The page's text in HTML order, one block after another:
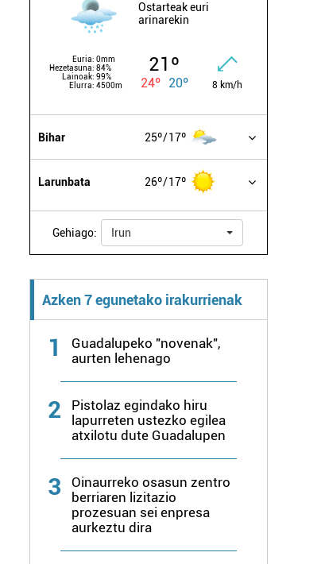
Ostarteak euri
arinarekin
Euria: 0mm
Hezetasuna: 84%
Lainoak: 99%
Elurra: 4500m
21º
24º 20º 8 km/h
Bihar 25º 17º
Larunbata 26º 17º
Gehiago: Irun
Azken 7 egunetako irakurrienak
1
Guadalupeko "novenak",
aurten lehenago
2
Pistolaz egindako hiru
lapurreten ustezko egilea
atxilotu dute Guadalupen
3
Oinaurreko osasun zentro
berriaren lizitazio
prozesuan sei enpresa
aurkeztu dira